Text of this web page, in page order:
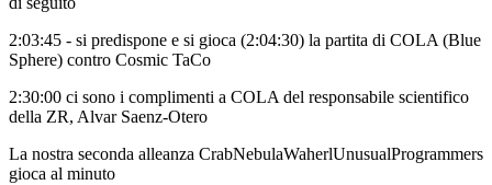
2:03:45 - si predispone e si gioca (2:04:30) la partita di COLA (Blue
Sphere) contro Cosmic TaCo
2:30:00 ci sono i complimenti a COLA del responsabile scientifico
della ZR, Alvar Saenz-Otero
La nostra seconda alleanza CrabNebulaWaherlUnusualProgrammers
gioca al minuto